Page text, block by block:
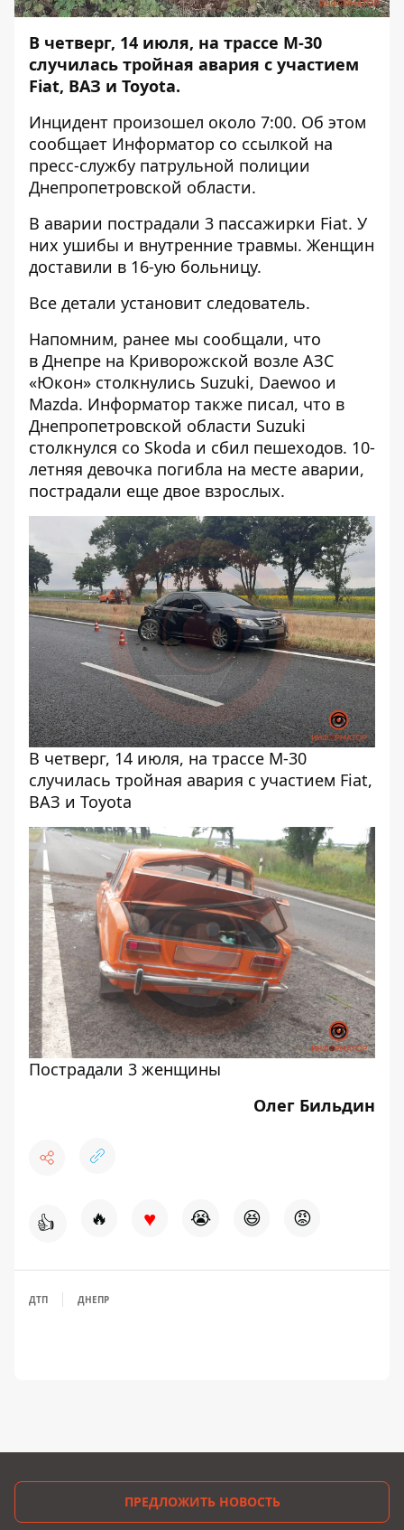
В четверг, 14 июля, на трассе М-30
случилась тройная авария с участием
Fiat, ВАЗ и Toyota.
Инцидент произошел около 7:00. Об этом
сообщает Информатор со ссылкой на
пресс-службу патрульной полиции
Днепропетровской области.
В аварии пострадали 3 пассажирки Fiat. У
них ушибы и внутренние травмы. Женщин
доставили в 16-ую больницу.
Все детали установит следователь.
Напомним, ранее мы сообщали, что
в Днепре на Криворожской возле АЗС
«Юкон» столкнулись Suzuki, Daewoo и
Mazda. Информатор также писал, что в
Днепропетровской области Suzuki
столкнулся со Skoda и сбил пешеходов. 10-
летняя девочка погибла на месте аварии,
пострадали еще двое взрослых.
В четверг, 14 июля, на трассе М-30
случилась тройная авария с участием Fiat,
ВАЗ и Toyota
Пострадали 3 женщины
Олег Бильдин
👍 🔥 ♥ 😭 😆 😡
ДТП ДНЕПР
ПРЕДЛОЖИТЬ НОВОСТЬ